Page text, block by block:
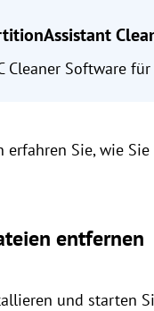
Cleaner Software
erfahren Sie, wie
entfernen
und starten